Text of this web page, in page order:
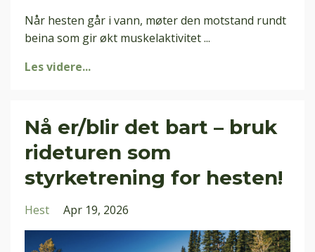
Når hesten går i vann, møter den motstand rundt
beina som gir økt muskelaktivitet...
Les videre...
Nå er/blir det bart – bruk
rideturen som
styrketrening for hesten!
Hest Apr 19, 2026